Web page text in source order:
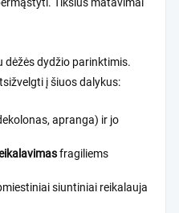
Tikslūs matavimai
dėžės dydžio parinktimis.
į šiuos dalykus:
apranga) ir jo
fragiliems
siuntiniai reikalauja